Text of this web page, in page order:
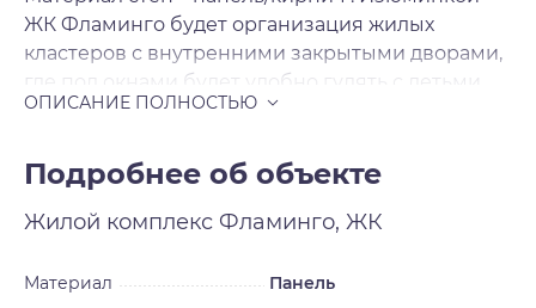
ЖК Фламинго будет организация жилых
кластеров с внутренними закрытыми дворами,
где под окнами будет удобно гулять с детьми.
Для продажи будут предложены 1-2-3-
планировками. Отделка чистовая .
Подробнее об объекте
Жилой комплекс Фламинго, ЖК
Материал Панель